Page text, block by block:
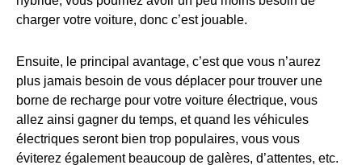
charger votre voiture, donc c’est jouable.
Ensuite, le principal avantage, c’est que vous n’aurez
plus jamais besoin de vous déplacer pour trouver une
borne de recharge pour votre voiture électrique, vous
allez ainsi gagner du temps, et quand les véhicules
électriques seront bien trop populaires, vous vous
éviterez également beaucoup de galères, d’attentes, etc.